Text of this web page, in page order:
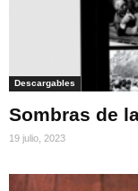
Descargables
Sombras de
19 julio, 2023